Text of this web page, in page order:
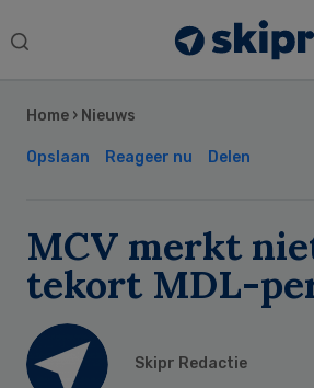
Search
Home › Nieuws
Opslaan Reageer nu Delen
MCV merkt
tekort MDL-
Skipr Redactie
Sidebar